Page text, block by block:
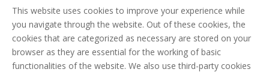
This website uses cookies to improve your experience while
you navigate through the website. Out of these cookies, the
cookies that are categorized as necessary are stored on your
browser as they are essential for the working of basic
functionalities of the website. We also use third-party cookies